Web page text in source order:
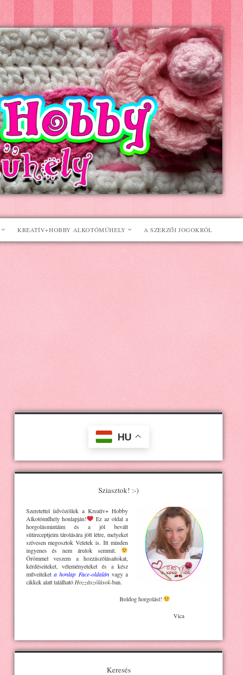
KREATÍV+HOBBY ALKOTÓMŰHELY A SZERZŐI JOGOKRÓL
HU
Sziasztok! :-)
Szeretettel üdvözöllek a Kreatív+ Hobby
Alkotóműhelyhonlapján!
Ez az oldal a
horgolásmintáim és a jól bevált
sütireceptjeim tárolására jött létre, melyeket
szívesen megosztok Veletek is. Itt minden
ingyenes és nem árulok semmit.
Örömmel veszem a hozzászólásaitokat,
kérdéseiteket, véleményeteket és a kész
műveiteket a honlap Face-oldalánvagy a
cikkek alatt található Hozzászólások-ban.
Boldog horgolást!
Vica
Keresés